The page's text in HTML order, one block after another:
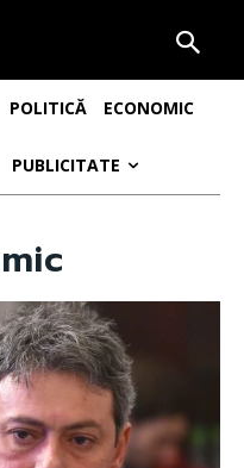
POLITICĂ ECONOMIC
PUBLICITATE